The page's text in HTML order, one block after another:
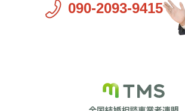
090-2093-9415